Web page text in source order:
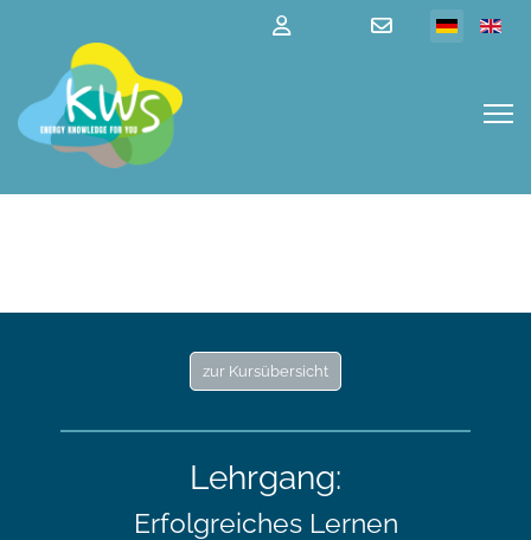
zur Kursübersicht
Lehrgang:
Erfolgreiches Lernen